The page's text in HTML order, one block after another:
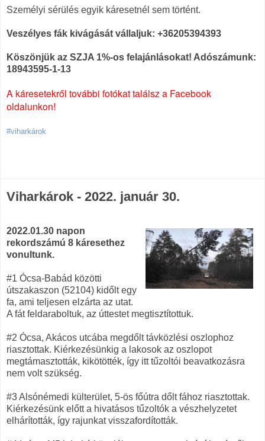
Személyi sérülés egyik káresetnél sem történt.
Veszélyes fák kivágását vállaljuk: +36205394393
Köszönjük az SZJA 1%-os felajánlásokat! Adószámunk:
18943595-1-13
A káresetekről további fotókat találsz a Facebook
oldalunkon!
#viharkárok
Viharkárok - 2022. január 30.
2022.01.30 napon
rekordszámú 8 káresethez
vonultunk.
#1 Ócsa-Babád közötti
útszakaszon (52104) kidőlt egy
fa, ami teljesen elzárta az utat.
A fát feldaraboltuk, az úttestet megtisztítottuk.
#2 Ócsa, Akácos utcába megdőlt távközlési oszlophoz
riasztottak. Kiérkezésünkig a lakosok az oszlopot
megtámasztották, kikötötték, így itt tűzoltói beavatkozásra
nem volt szükség.
#3 Alsónémedi külterület, 5-ös főútra dőlt fához riasztottak.
Kiérkezésünk előtt a hivatásos tűzoltók a vészhelyzetet
elhárították, így rajunkat visszafordították.